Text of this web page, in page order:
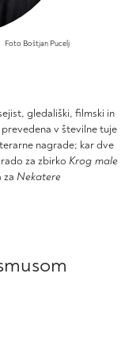
Foto Boštjan Pucelj
gledališki, filmski in
v številne tuje
nagrade; kar dve
za zbirko Krog male
za Nekatere